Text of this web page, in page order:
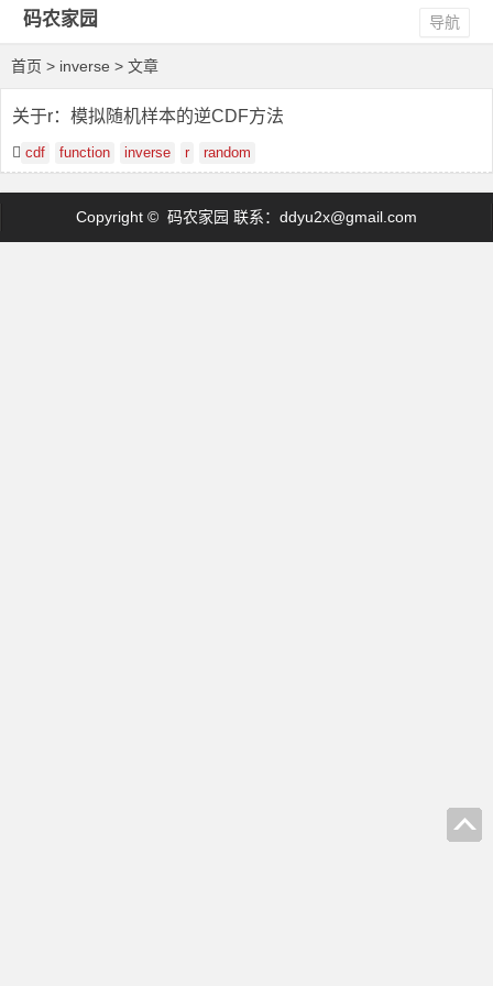
码农家园 导航
首页 > inverse > 文章
关于r：模拟随机样本的逆CDF方法
cdf function inverse r random
Copyright © 码农家园 联系： ddyu2x@gmail.com